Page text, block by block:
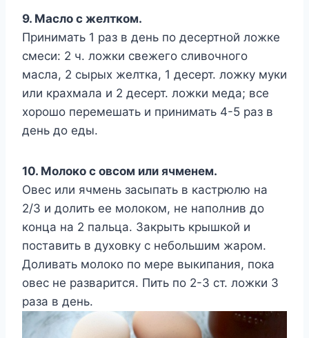
9. Масло с желтком.
Принимать 1 раз в день по десертной ложке
смеси: 2 ч. ложки свежего сливочного
масла, 2 сырых желтка, 1 десерт. ложку муки
или крахмала и 2 десерт. ложки меда; все
хорошо перемешать и принимать 4-5 раз в
день до еды.
10. Молоко с овсом или ячменем.
Овес или ячмень засыпать в кастрюлю на
2/3 и долить ее молоком, не наполнив до
конца на 2 пальца. Закрыть крышкой и
поставить в духовку с небольшим жаром.
Доливать молоко по мере выкипания, пока
овес не разварится. Пить по 2-3 ст. ложки 3
раза в день.